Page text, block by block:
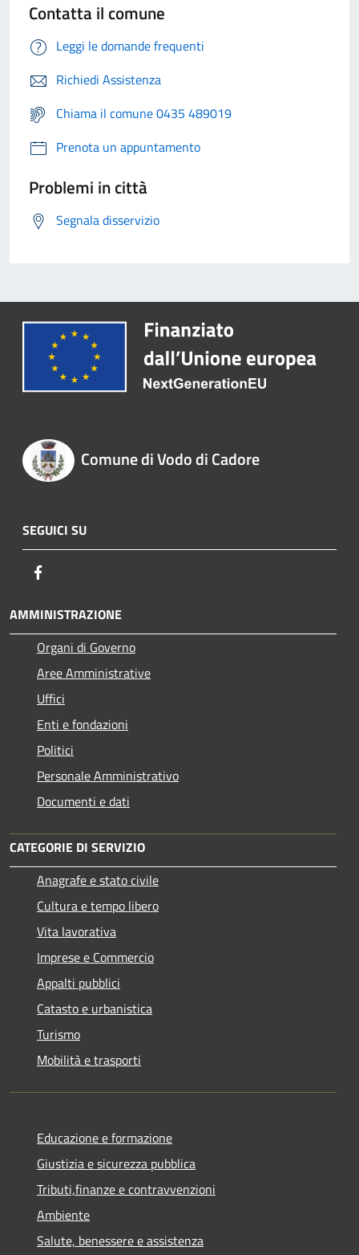
Contatta il comune
Leggi le domande frequenti
Richiedi Assistenza
Chiama il comune 0435 489019
Prenota un appuntamento
Problemi in città
Segnala disservizio
Comune di Vodo di Cadore
SEGUICI SU
AMMINISTRAZIONE
Organi di Governo
Aree Amministrative
Uffici
Enti e fondazioni
Politici
Personale Amministrativo
Documenti e dati
CATEGORIE DI SERVIZIO
Anagrafe e stato civile
Cultura e tempo libero
Vita lavorativa
Imprese e Commercio
Appalti pubblici
Catasto e urbanistica
Turismo
Mobilità e trasporti
Educazione e formazione
Giustizia e sicurezza pubblica
Tributi,finanze e contravvenzioni
Ambiente
Salute, benessere e assistenza